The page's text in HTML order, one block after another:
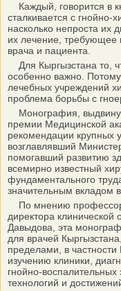
Каждый, говорится в
сталкивается с гнойно-
насколько непроста их
их лечение, требующее
врача и пациента.
Для Кыргызстана то,
особенно важно.
лечебных учреждений
проблема борьбы с
Монография,
премии Медицинской
рекомендации крупных
возглавлявший
помогавший развитию
всемирно известный
фундаментального
значительным вкладом
По мнению
директора клинической
Давыдова, эта
для врачей
пределами, в
изучению клиники,
гнойно-
технологий и